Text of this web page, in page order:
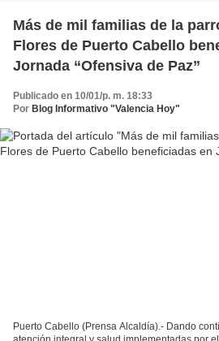
Más de mil familias de la
Flores de Puerto Cabello
Jornada “Ofensiva de Paz”
Publicado en 10/01/p. m. 18:33
Por Blog Informativo "Valencia Hoy"
Puerto Cabello (Prensa Alcaldía).- Dando